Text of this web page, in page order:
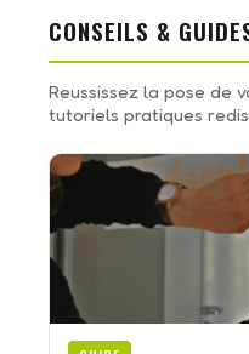
CONSEILS &
Reussissez la pose de
tutoriels pratiques